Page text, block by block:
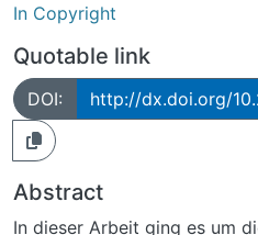
In Copyright
Quotable link
DOI: http://dx.doi.org/
Abstract
In dieser Arbeit ging es um